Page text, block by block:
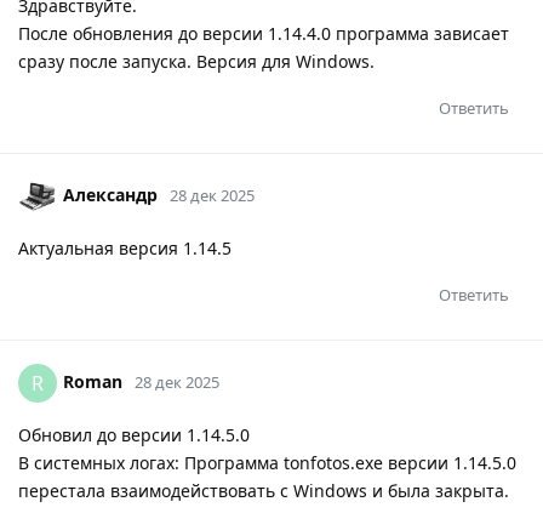
Здравствуйте.
После обновления до версии 1.14.4.0 программа зависает
сразу после запуска. Версия для Windows.
Ответить
Александр 28 дек 2025
Актуальная версия 1.14.5
Ответить
R Roman 28 дек 2025
Обновил до версии 1.14.5.0
В системных логах: Программа tonfotos.exe версии 1.14.5.0
перестала взаимодействовать с Windows и была закрыта.